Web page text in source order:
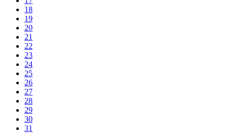
18
19
20
21
22
23
24
25
26
27
28
29
30
31